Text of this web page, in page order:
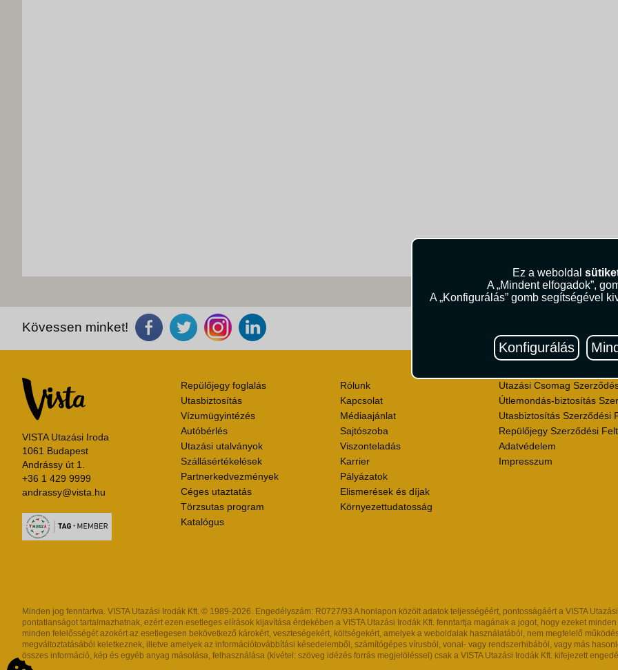
Ez a weboldal
A „Mindent elfogadok”,
A „Konfigurálás” gomb segítségével
Konfigurálás
Kövessen minket!
VISTA Utazási Iroda
1061 Budapest
Andrássy út 1.
+36 1 429 9999
andrassy@vista.hu
Repülőjegy foglalás
Utasbiztosítás
Vízumügyintézés
Autóbérlés
Utazási utalványok
Szállásértékelések
Partnerkedvezmények
Céges utaztatás
Törzsutas program
Katalógus
Rólunk
Kapcsolat
Médiaajánlat
Sajtószoba
Viszonteladás
Karrier
Pályázatok
Elismerések és díjak
Környezettudatosság
Utazási Csomag
Útlemondás-biztosítás
Utasbiztosítás Szerződési
Repülőjegy Szerződési
Adatvédelem
Impresszum
Minden jog fenntartva. VISTA Utazási Irodák Kft. © 1989-2026. Engedélyszám: R0727/93 A honlapon közölt adatok teljességéért, pontosságáért a VISTA
pontatlanságot tartalmazhatnak, ezért ezen esetleges elírások kijavítása érdekében a VISTA Utazási Irodák Kft. fenntartja magának a jogot, hogy ezeket
minden felelősségét azokért az esetlegesen bekövetkező károkért, veszteségekért, költségekért, amelyek a weboldalak használatából, nem megfelelő
megváltoztatásából keletkeznek, illetve amelyek az információtovábbítási késedelemből, számítógépes vírusból, vonal- vagy rendszerhibából, vagy más
összes információ, kép és egyéb anyag másolása, felhasználása (kivétel: szöveg idézés forrás megjelöléssel) csak a VISTA Utazási Irodák Kft. kifejezett